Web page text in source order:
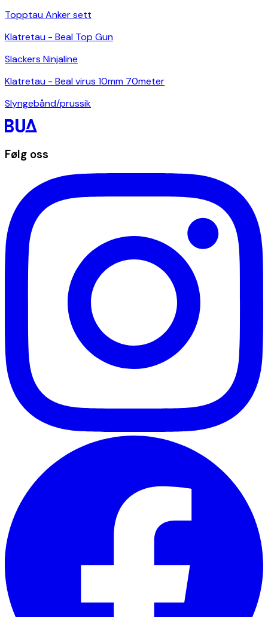
Topptau Anker sett
Klatretau - Beal Top Gun
Slackers Ninjaline
Klatretau - Beal virus 10mm 70meter
Slyngebånd/prussik
Følg oss